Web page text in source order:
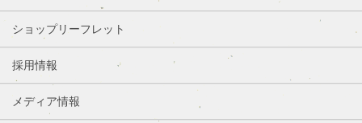
ショップリーフレット
採用情報
メディア情報